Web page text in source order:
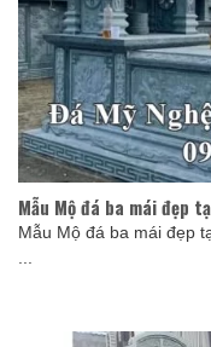
Mẫu Mộ đá ba mái đẹp
Mẫu Mộ đá ba mái đẹp
...